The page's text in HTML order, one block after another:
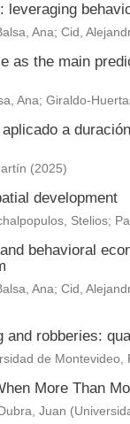
leveraging
Ana; Cid,
as the main
Ana; Giraldo-
a
(2025)
development
Stelios;
behavioral
Ana; Cid,
and robberies:
de Montevideo,
More Than
Dubra, Juan (